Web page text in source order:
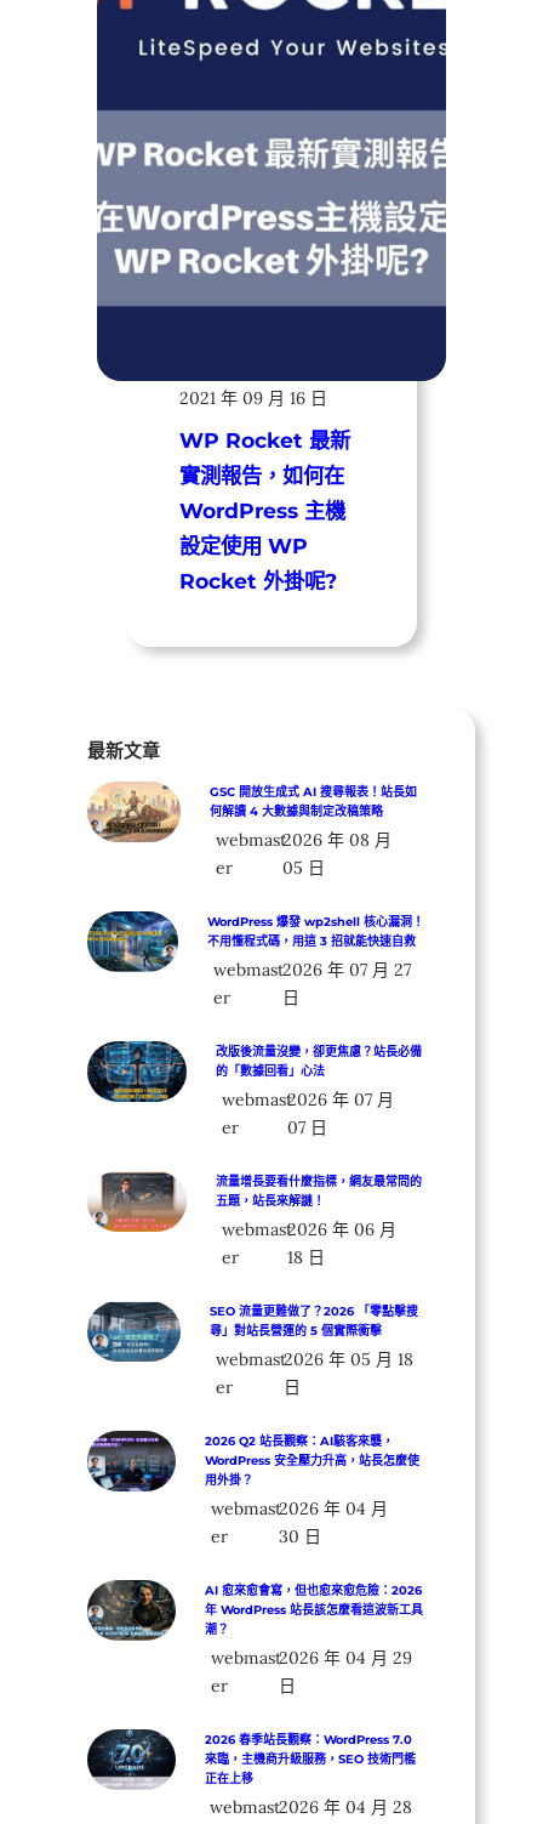
2021 年 09 月 16 日
WP Rocket 最新
實測報告，如何在
WordPress 主機
設定使用 WP
Rocket 外掛呢?
最新文章
GSC 開放生成式 AI 搜尋報表！站長如
何解讀 4 大數據與制定改稿策略
webmast
er
2026 年 08 月
05 日
WordPress 爆發 wp2shell 核心漏洞！
不用懂程式碼，用這 3 招就能快速自救
webmast
er
2026 年 07 月 27
日
改版後流量沒變，卻更焦慮？站長必備
的「數據回看」心法
webmast
er
2026 年 07 月
07 日
流量增長要看什麼指標，網友最常問的
五題，站長來解謎！
webmast
er
2026 年 06 月
18 日
SEO 流量更難做了？2026 「零點擊搜
尋」對站長營運的 5 個實際衝擊
webmast
er
2026 年 05 月 18
日
2026 Q2 站長觀察：AI駭客來襲，
WordPress 安全壓力升高，站長怎麼使
用外掛？
webmast
er
2026 年 04 月
30 日
AI 愈來愈會寫，但也愈來愈危險：2026
年 WordPress 站長該怎麼看這波新工具
潮？
webmast
er
2026 年 04 月 29
日
2026 春季站長觀察：WordPress 7.0
來臨，主機商升級服務，SEO 技術門檻
正在上移
webmast2026 年 04 月 28